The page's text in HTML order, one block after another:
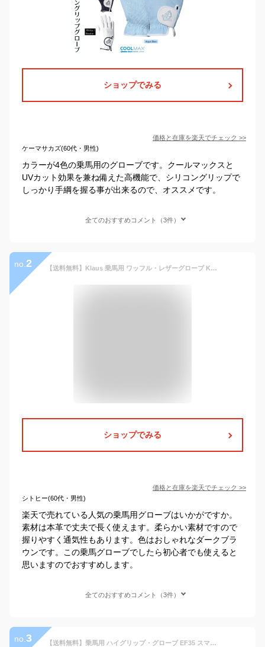
ショップでみる
価格と在庫を楽天でチェック >>
ケーマサカズ(60代・男性)
カラーが4色の乗馬用のグローブです。クールマックスと
UVカット効果を兼ね備えた高機能で、シリコングリップで
しっかり手綱を握る事が出来るので、オススメです。
全てのおすすめコメント（3件）
no. 2 【送料無料】Klaus 乗馬用 ワッフル・レザーグローブ KE6 本革（ダークブラウン×キャラメルブラウン） | 本皮 手袋 レザー 茶 茶色 ブラウン グローブ 乗馬手袋 乗馬グローブ 通気性 男女兼用 メンズ レディース ジュニア 男性 女性 子供 乗馬 馬具 乗馬用品
ショップでみる
価格と在庫を楽天でチェック >>
シトヒー(60代・男性)
楽天で売れている人気の乗馬用グローブはいかがですか。
素材は本革で丈夫で長く使えます。柔らかい素材ですので
握りやすく通気性もあります。色はおしゃれなダークブラ
ウンです。この乗馬グローブでしたら初心者でも使えると
思いますのでおすすめします。
全てのおすすめコメント（3件）
no. 3 【送料無料】乗馬用 ハイグリップ・グローブ EF35 スマホ対応 手袋 | Klaus ストレッチ 乗馬 グローブ スマホ スマートフォン 携帯 タッチ 操作 黒 クラウス シリコン グリップ 初心者 男女兼用 メンズ レディース ジュニア 男性 女性 子供 馬具 乗馬用品